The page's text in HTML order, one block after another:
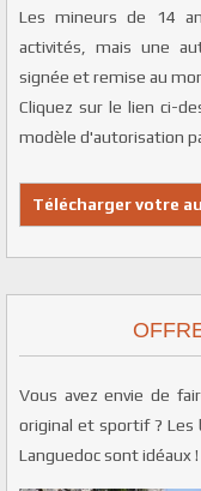
Les mineurs de 14
activités, mais une
signée et remise au
Cliquez sur le lien ci-
modèle d'autorisation
Télécharger votre
Vous avez envie de
original et sportif ? Les
Languedoc sont idéaux !